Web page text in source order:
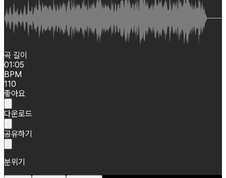
곡 길이
01:05
BPM
110
좋아요
다운로드
공유하기
분위기